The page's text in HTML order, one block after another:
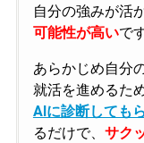
自分の強みが活
可能性が高いで
あらかじめ自分
就活を進めるた
AIに診断しても
るだけで、 サク